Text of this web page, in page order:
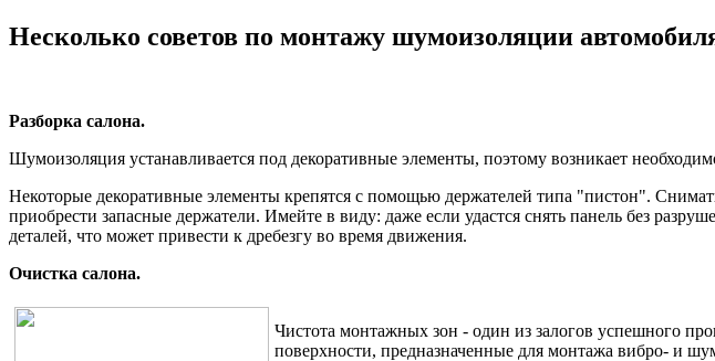
Несколько советов по монтажу шумоизоляции
Разборка салона.
Шумоизоляция устанавливается под декоративные элементы, поэтому возникает
Некоторые декоративные элементы крепятся с помощью держателей типа "пистон".
приобрести запасные держатели. Имейте в виду: даже если удастся снять панель без
деталей, что может привести к дребезгу во время движения.
Очистка салона.
Чистота монтажных зон - один из залогов успешного
поверхности, предназначенные для монтажа вибро- и